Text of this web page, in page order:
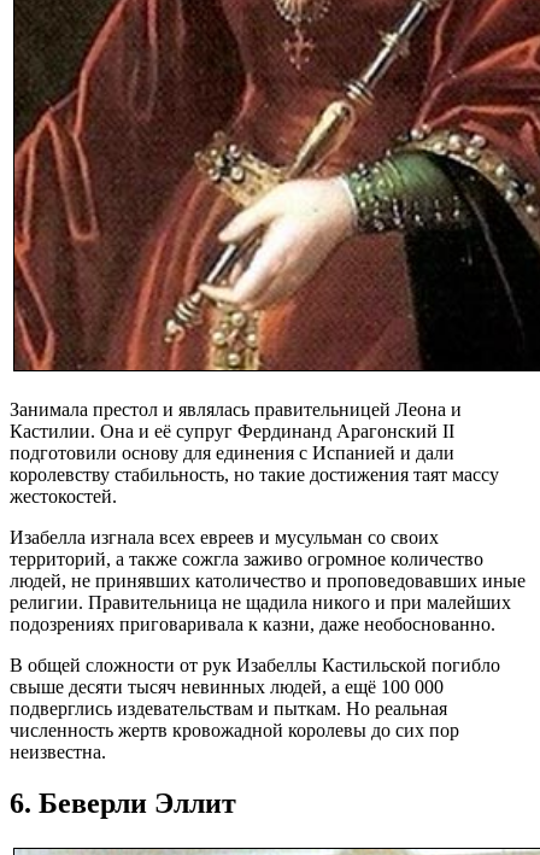
Занимала престол и являлась правительницей Леона и
Кастилии. Она и её супруг Фердинанд Арагонский II
подготовили основу для единения с Испанией и дали
королевству стабильность, но такие достижения таят массу
жестокостей.
Изабелла изгнала всех евреев и мусульман со своих
территорий, а также сожгла заживо огромное количество
людей, не принявших католичество и проповедовавших иные
религии. Правительница не щадила никого и при малейших
подозрениях приговаривала к казни, даже необоснованно.
В общей сложности от рук Изабеллы Кастильской погибло
свыше десяти тысяч невинных людей, а ещё 100 000
подверглись издевательствам и пыткам. Но реальная
численность жертв кровожадной королевы до сих пор
неизвестна.
6. Беверли Эллит